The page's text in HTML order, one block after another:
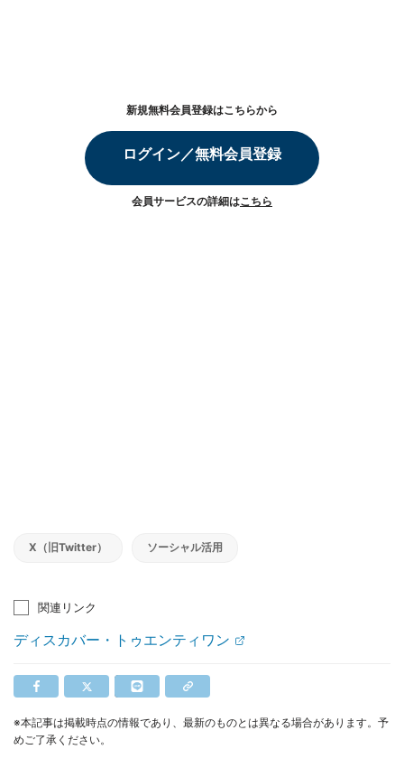
新規無料会員登録はこちらから
ログイン／無料会員登録
会員サービスの詳細はこちら
X（旧Twitter） ソーシャル活用
関連リンク
ディスカバー・トゥエンティワン
※本記事は掲載時点の情報であり、最新のものとは異なる場合があります。予
めご了承ください。